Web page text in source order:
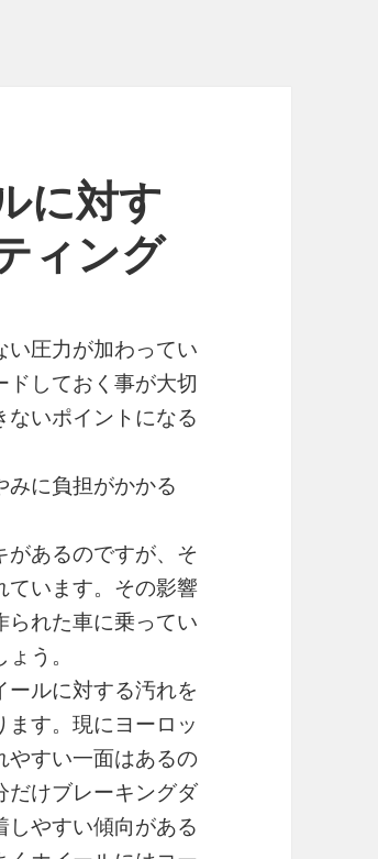
に対す
ィング
い圧力が加わってい
しておく事が大切
いポイントになる
に負担がかかる
があるのですが、そ
ています。その影響
られた車に乗ってい
う。
ルに対する汚れを
す。現にヨーロッ
やすい一面はあるの
だけブレーキングダ
やすい傾向がある